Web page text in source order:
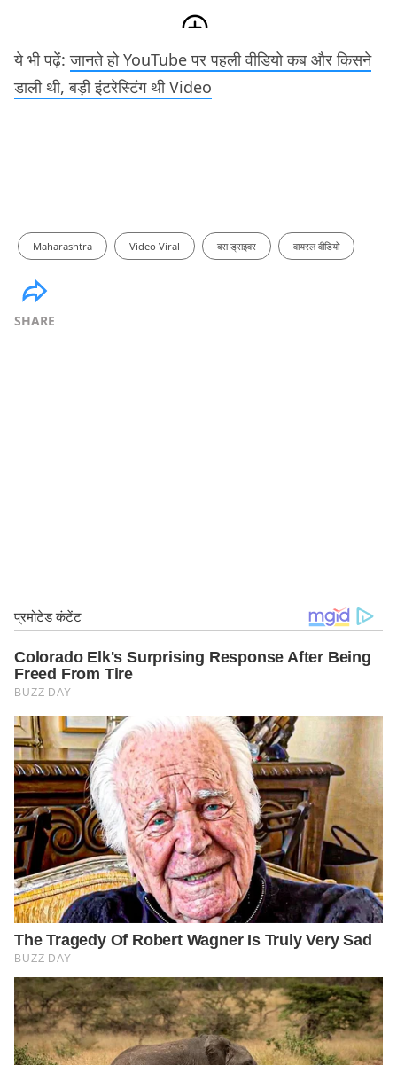
ये भी पढ़ें:जानते हो YouTube पर पहली वीडियो कब और किसने
डाली थी, बड़ी इंटरेस्टिंग थी Video
Maharashtra Video Viral बस ड्राइवर वायरल वीडियो
SHARE